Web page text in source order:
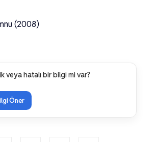
(2008)
veya hatalı bir bilgi mi var?
Öner